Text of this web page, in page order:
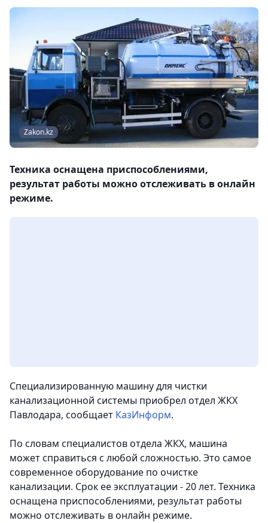
Zakon.kz
Техника оснащена приспособлениями,
результат работы можно отслеживать в онлайн
режиме.
Специализированную машину для чистки
канализационной системы приобрел отдел ЖКХ
Павлодара, сообщает КазИнформ.
По словам специалистов отдела ЖКХ, машина
может справиться с любой сложностью. Это самое
современное оборудование по очистке
канализации. Срок ее эксплуатации - 20 лет. Техника
оснащена приспособлениями, результат работы
можно отслеживать в онлайн режиме.